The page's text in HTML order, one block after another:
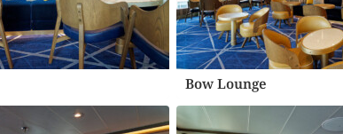
Bow Lounge